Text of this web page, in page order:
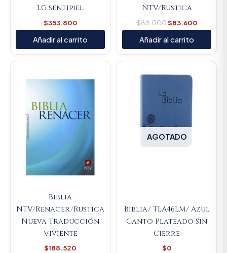
LG sentipiel
$353.800
Añadir al carrito
NTV/Rustica
$88.000$83.600
Añadir al carrito
Biblia
NTV/Renacer/Rustica
Nueva Traducción
Viviente
$188.520
AGOTADO
Biblia/ TLA46LM/ Azul
Canto Plateado Sin
Cierre
$0